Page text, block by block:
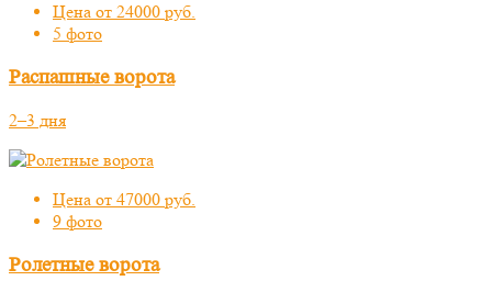
Цена от 24000 руб.
5 фото
Распашные ворота
2–3 дня
Цена от 47000 руб.
9 фото
Ролетные ворота